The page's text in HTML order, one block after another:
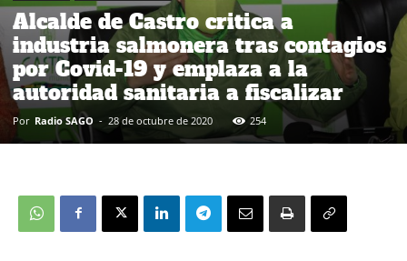
Alcalde de Castro critica a
industria salmonera tras contagios
por Covid-19 y emplaza a la
autoridad sanitaria a fiscalizar
Por Radio SAGO - 28 de octubre de 2020 254